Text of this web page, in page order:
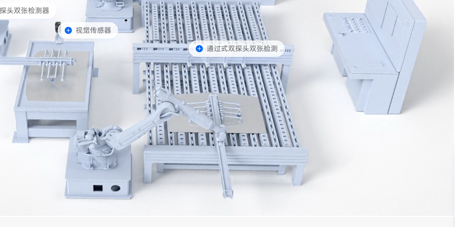
头双张检测器
视觉传感器
通过式双探头双张检测